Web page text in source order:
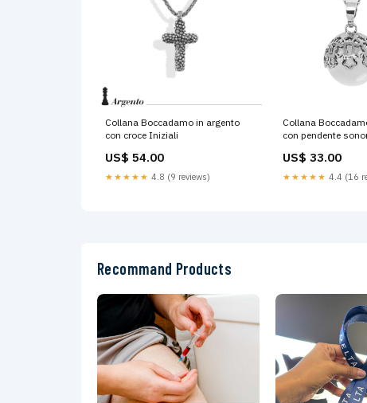
Collana Boccadamo in argento
con croce Iniziali
US$ 54.00
★★★★★ 4.8 (9 reviews)
Collana
con pendente
US$ 33.00
★★★★★ 4.4 (16
Recommand Products